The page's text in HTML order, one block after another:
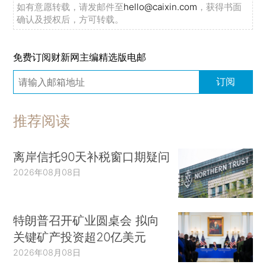
如有意愿转载，请发邮件至hello@caixin.com ，获得书面
确认及授权后，方可转载。
免费订阅财新网主编精选版电邮
订阅
推荐阅读
离岸信托90天补税窗口期疑问
2026年08月08日
特朗普召开矿业圆桌会 拟向
关键矿产投资超20亿美元
2026年08月08日